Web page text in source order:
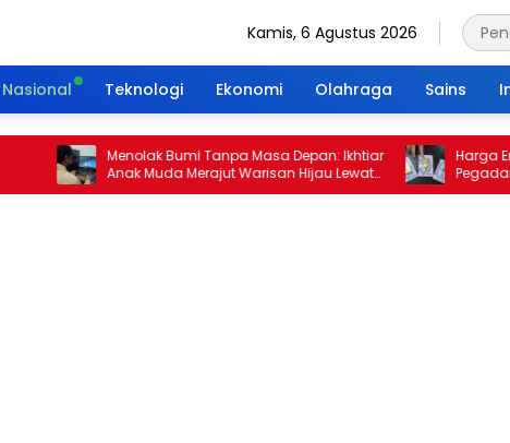
Kamis, 6 Agustus 2026
Nasional Teknologi Ekonomi Olahraga Sains
Menolak Bumi Tanpa Masa Depan: Ikhtiar
Anak Muda Merajut Warisan Hijau Lewat
Portal Waktu
Harga Emas
Pegadaian